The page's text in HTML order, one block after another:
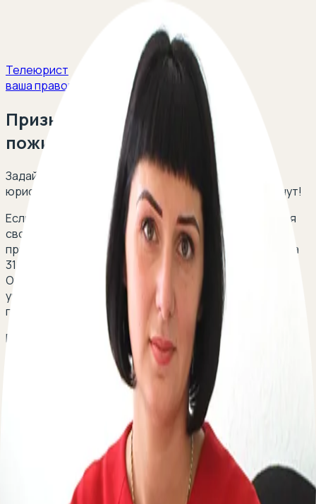
Телеюрист
ваша правовая защита
Признание недееспособным
пожилого человека
Задайте свой вопрос и получите ответ опытных
юристов в сфере семейного права в течение 5 минут!
Если пожилой человека не может понимать значения
своих действий или руководить ими, он может быть
признан недееспособным в судебном порядке (глава
31 ГПК РФ). При этом над ним назначается опека.
Опекун совершает сделки от имени такого человека,
учитывая его мнение и информацию о его
предпочтениях.
В каком порядке осуществляется признание пожилого
человека недееспособным? Кто может быть
заявителем по делу? Какие доказательства принимает
суд во внимание? Каковы последствия признания
человека недееспособным?
Есть вопрос о признании недееспособным пожилого
человека? Оставьте свой телефон, перезвоним
По вопросам сотрудничества